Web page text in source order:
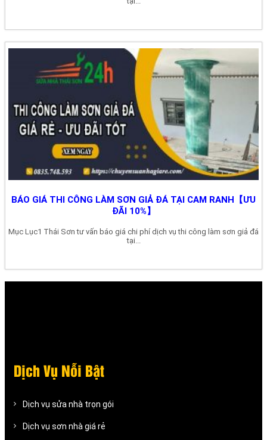
BÁO GIÁ THI CÔNG LÀM SƠN GIẢ ĐÁ TẠI CAM RANH【ƯU
ĐÃI 10%】
Mục Lục1 Thái Sơn tư vấn báo giá chi phí dịch vụ thi công làm sơn giả đá
tại...
Dịch Vụ Nỗi Bật
Dịch vụ sửa nhà trọn gói
Dịch vụ sơn nhà giá rẻ